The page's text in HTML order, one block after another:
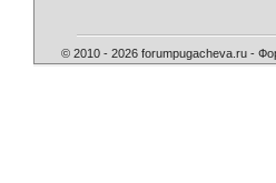
© 2010 - 2026 forumpugacheva.ru -